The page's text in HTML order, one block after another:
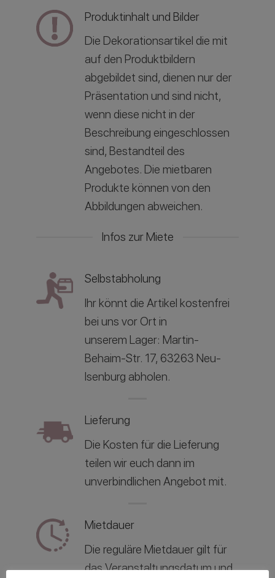
Produktinhalt und Bilder
Die Dekorationsartikel die mit
auf den Produktbildern
abgebildet sind, dienen nur der
Präsentation und sind nicht,
wenn diese nicht in der
Beschreibung eingeschlossen
sind, Bestandteil des
Angebotes. Die mietbaren
Produkte können von den
Abbildungen abweichen.
Infos zur Miete
Selbstabholung
Ihr könnt die Artikel kostenfrei
bei uns vor Ort in
unserem Lager: Martin-
Behaim-Str. 17, 63263 Neu-
Isenburg abholen.
Lieferung
Die Kosten für die Lieferung
teilen wir euch dann im
unverbindlichen Angebot mit.
Mietdauer
Die reguläre Mietdauer gilt für
das Veranstaltungsdatum und